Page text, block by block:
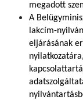
megadott
A
lakcím-
eljárásának